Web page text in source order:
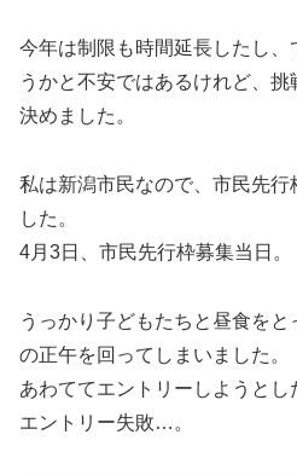
今年は制限も時間延長したし
うかと不安ではあるけれど、
決めました。
私は新潟市民なので、市民先行
した。
4月3日、市民先行枠募集当日。
うっかり子どもたちと昼食を
の正午を回ってしまいました。
あわててエントリーしようとし
エントリー失敗…。